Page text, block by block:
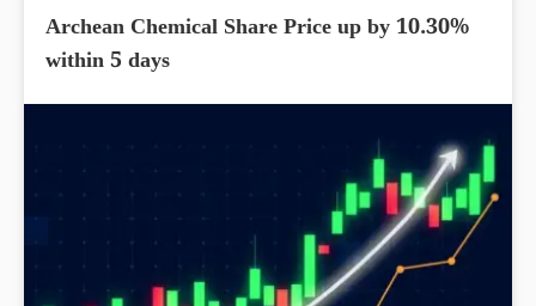
Archean Chemical Share Price up by 10.30%
within 5 days